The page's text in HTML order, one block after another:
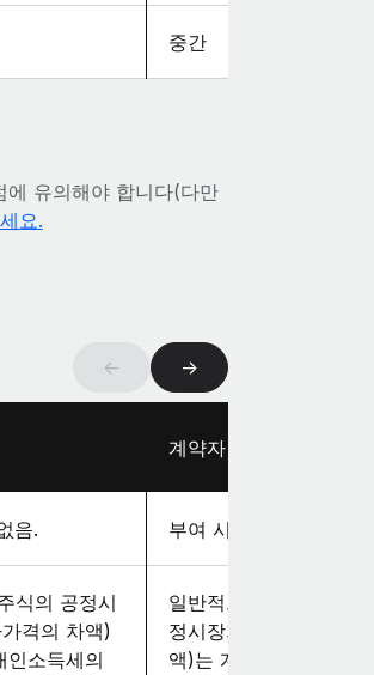
중간
유의해야 합니다(다만
요.
← →
계약자
음. 부여 시 과세 없음.
식의 공정시
격의 차액)
인소득세의
일반적으로 스프레드(
정시장가치와 행사가격
액)는 계약자의 “기업,